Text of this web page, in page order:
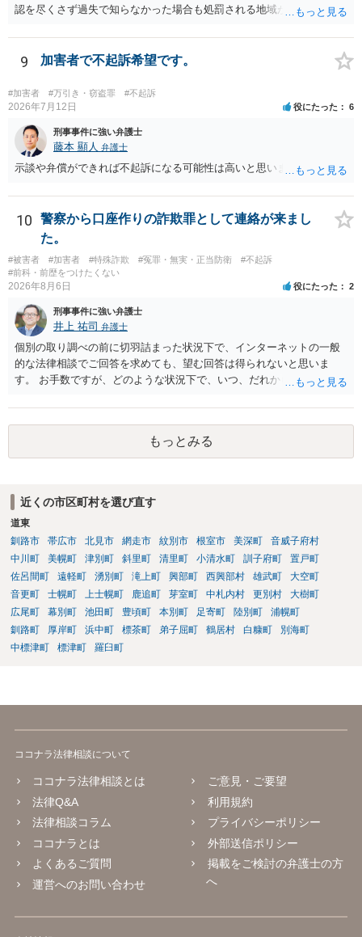
認を尽くさず過失で知らなかった場合も処罰される地域があるので、
9 加害者で不起訴希望です。
#加害者 #万引き・窃盗罪 #不起訴
2026年7月12日 役にたった 6
刑事事件に強い弁護士
藤本 顯人 弁護士
示談や弁償ができれば不起訴になる可能性は高いと思います。
10
警察から口座作りの詐欺罪として連絡が来まし
た。
#被害者 #加害者 #特殊詐欺 #冤罪・無実・正当防衛
#不起訴
#前科・前歴をつけたくない
2026年8月6日 役にたった 2
刑事事件に強い弁護士
井上 祐司 弁護士
個別の取り調べの前に切羽詰まった状況下で、インターネットの一般
的な法律相談でご回答を求めても、望む回答は得られないと思いま
す。 お手数ですが、どのような状況下で、いつ、だれからどのような
の程度だと聞いているのかということについて、お近くで詳細な法律
相談を受けられたうえで対処方法を探された方がよいと思われます。
一般論でいえば、任意取り調べの場合、ＩＣレコーダーを持参して取
り調べ内容を録音することは必須だと考えます。
もっとみる
近くの市区町村を選び直す
道東
釧路市
帯広市 北見市 網走市 紋別市 根室市 美深町
音威子府村
中川町
美幌町 津別町 斜里町 清里町 小清水町 訓子府町
置戸町
佐呂間町
遠軽町 湧別町 滝上町 興部町 西興部村 雄武町
大空町
音更町
士幌町 上士幌町 鹿追町 芽室町 中札内村 更別村
大樹町
広尾町
幕別町 池田町 豊頃町 本別町 足寄町 陸別町
浦幌町
釧路町
厚岸町 浜中町 標茶町 弟子屈町 鶴居村 白糠町
別海町
中標津町
標津町 羅臼町
ココナラ法律相談について
ココナラ法律相談とは
法律Q&A
法律相談コラム
ココナラとは
よくあるご質問
運営へのお問い合わせ
ご意見・ご要望
利用規約
プライバシーポリシー
外部送信ポリシー
掲載をご検討の弁護士の方
へ